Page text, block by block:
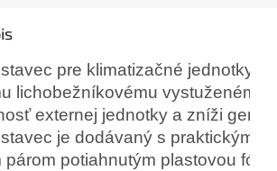
pre klimatizačné jednotky.
lichobežníkovému vystuženému
externej jednotky a zníži
je dodávaný s praktickým
párom potiahnutým plastovou